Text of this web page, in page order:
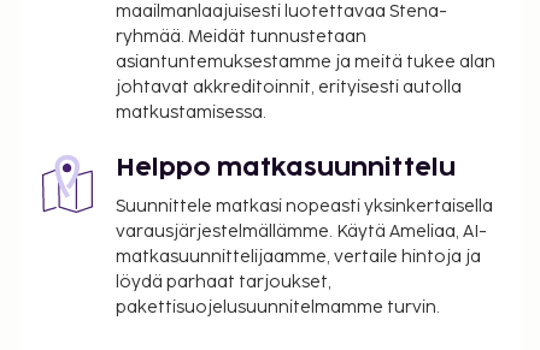
maailmanlaajuisesti luotettavaa Stena-
ryhmää. Meidät tunnustetaan
asiantuntemuksestamme ja meitä tukee alan
johtavat akkreditoinnit, erityisesti autolla
matkustamisessa.
Helppo matkasuunnittelu
Suunnittele matkasi nopeasti yksinkertaisella
varausjärjestelmällämme. Käytä Ameliaa, AI-
matkasuunnittelijaamme, vertaile hintoja ja
löydä parhaat tarjoukset,
pakettisuojelusuunnitelmamme turvin.